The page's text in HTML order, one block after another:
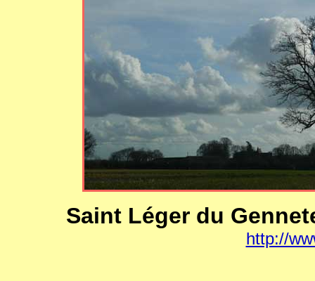
Saint Léger du
http://